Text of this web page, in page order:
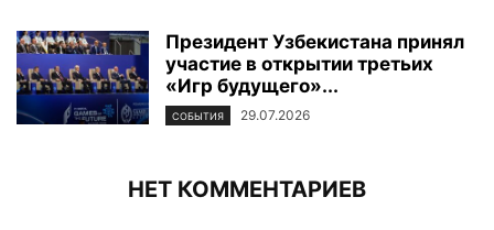
Президент Узбекистана принял
участие в открытии третьих
«Игр будущего»...
СОБЫТИЯ 29.07.2026
НЕТ КОММЕНТАРИЕВ